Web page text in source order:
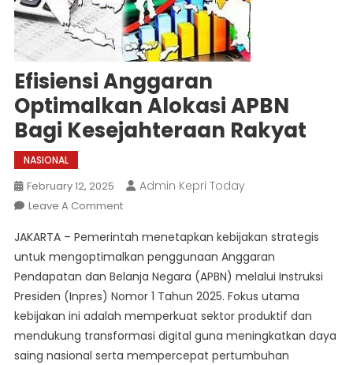
Efisiensi Anggaran
Optimalkan Alokasi APBN
Bagi Kesejahteraan Rakyat
NASIONAL
February 12, 2025 Admin Kepri Today
Leave A CommentOn
Anggaran
Optimalkan
Alokasi
APBN
Bagi
Kesejahteraan
Rakyat
JAKARTA – Pemerintah menetapkan kebijakan strategis
untuk mengoptimalkan penggunaan Anggaran
Pendapatan dan Belanja Negara (APBN) melalui Instruksi
Presiden (Inpres) Nomor 1 Tahun 2025. Fokus utama
kebijakan ini adalah memperkuat sektor produktif dan
mendukung transformasi digital guna meningkatkan daya
saing nasional serta mempercepat pertumbuhan